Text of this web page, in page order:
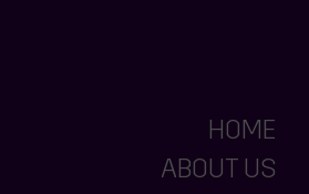
HOME
ABOUT US